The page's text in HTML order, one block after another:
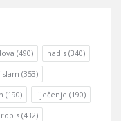
(490) hadis (340)
islam (353)
(190) liječenje (190)
(432)